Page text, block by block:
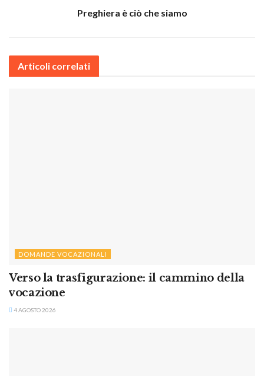
Preghiera è ciò che siamo
Articoli correlati
DOMANDE VOCAZIONALI
Verso la trasfigurazione: il cammino della
vocazione
4 AGOSTO 2026